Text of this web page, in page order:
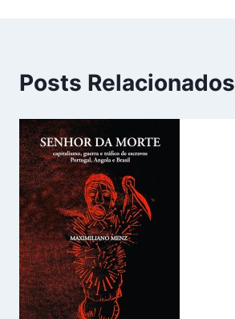
Posts Relacionados